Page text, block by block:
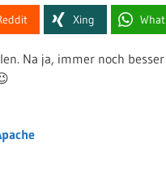
Xing
Na ja, immer noch